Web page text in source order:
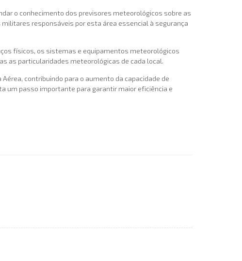
o conhecimento dos previsores meteorológicos sobre as
responsáveis por esta área essencial à segurança
físicos, os sistemas e equipamentos meteorológicos
as particularidades meteorológicas de cada local.
contribuindo para o aumento da capacidade de
um passo importante para garantir maior eficiência e